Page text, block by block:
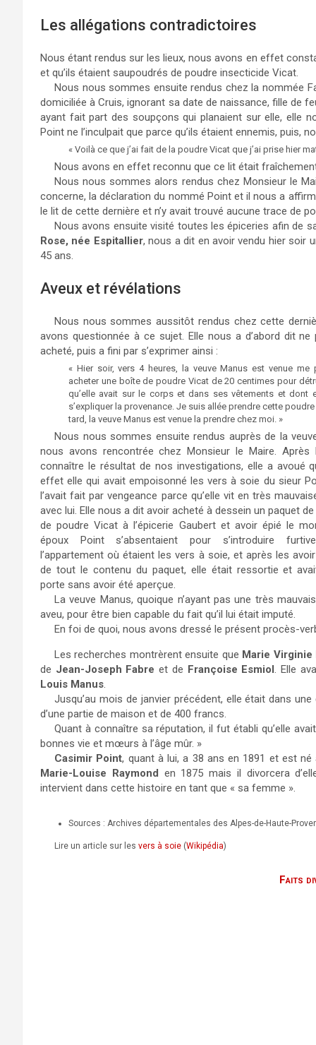
Les allégations contradictoires
Nous étant rendus sur les lieux, nous avons en effet
et qu’ils étaient saupoudrés de poudre insecticide Vicat.
Nous nous sommes ensuite rendus chez la nommée
domiciliée à Cruis, ignorant sa date de naissance, fille de
ayant fait part des soupçons qui planaient sur elle, elle
Point ne l’inculpait que parce qu’ils étaient ennemis, puis,
« Voilà ce que j’ai fait de la poudre Vicat que j’ai prise hier
Nous avons en effet reconnu que ce lit était
Nous nous sommes alors rendus chez Monsieur le
concerne, la déclaration du nommé Point et il nous a
le lit de cette dernière et n’y avait trouvé aucune trace de
Nous avons ensuite visité toutes les épiceries afin de
Rose, née Espitallier, nous a dit en avoir vendu hier soir
45 ans.
Aveux et révélations
Nous nous sommes aussitôt rendus chez cette
avons questionnée à ce sujet. Elle nous a d’abord dit ne
acheté, puis a fini par s’exprimer ainsi :
« Hier soir, vers 4 heures, la veuve Manus est venue me
acheter une boîte de poudre Vicat de 20 centimes pour
qu’elle avait sur le corps et dans ses vêtements et dont
s’expliquer la provenance. Je suis allée prendre cette
tard, la veuve Manus est venue la prendre chez moi. »
Nous nous sommes ensuite rendus auprès de la
nous avons rencontrée chez Monsieur le Maire.
connaître le résultat de nos investigations, elle a avoué
effet elle qui avait empoisonné les vers à soie du sieur
l’avait fait par vengeance parce qu’elle vit en très
avec lui. Elle nous a dit avoir acheté à dessein un paquet
de poudre Vicat à l’épicerie Gaubert et avoir épié le
époux Point s’absentaient pour s’introduire
l’appartement où étaient les vers à soie, et après les
de tout le contenu du paquet, elle était ressortie et
porte sans avoir été aperçue.
La veuve Manus, quoique n’ayant pas une très
aveu, pour être bien capable du fait qu’il lui était imputé.
En foi de quoi, nous avons dressé le présent procès-
Les recherches montrèrent ensuite que Marie Virginie
de Jean-Joseph Fabre et de Françoise Esmiol. Elle
Louis Manus.
Jusqu’au mois de janvier précédent, elle était dans
d’une partie de maison et de 400 francs.
Quant à connaître sa réputation, il fut établi qu’elle
bonnes vie et mœurs à l’âge mûr. »
Casimir Point, quant à lui, a 38 ans en 1891 et est
Marie-Louise Raymond en 1875 mais il divorcera
intervient dans cette histoire en tant que « sa femme ».
Sources : Archives départementales des Alpes-de-Haute-
Lire un article sur les vers à soie (Wikipédia)
Faits